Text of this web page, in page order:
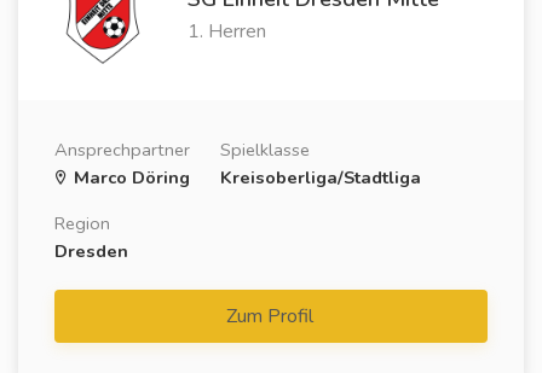
1. Herren
Ansprechpartner
Marco Döring
Spielklasse
Kreisoberliga/Stadtliga
Region
Dresden
Zum Profil